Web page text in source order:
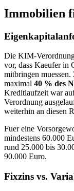
Immobilien
Die KIM-
vor, dass Kaeufer in
mitbringen
maximal 40 % des
Kreditlaufzeit war
Verordnung
weiterhin an diesen
Fuer eine
mindestens 60.000
rund 25.000 bis
90.000 Euro.
Fixzins vs.